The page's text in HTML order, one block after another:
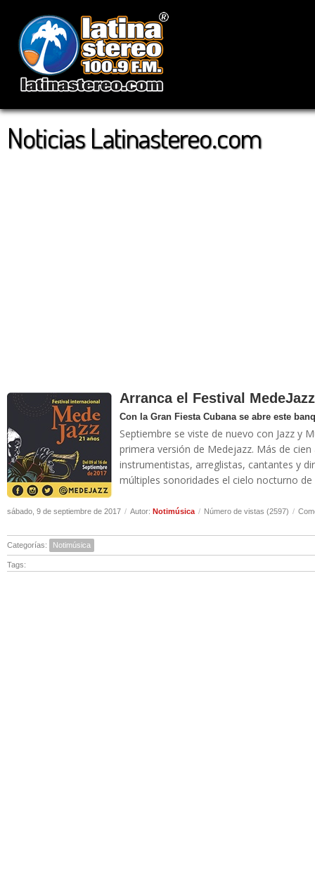
Noticias Latinastereo.com
Arranca el Festival
Con la Gran Fiesta Cubana se abre este
Septiembre se viste de nuevo con Jazz y
primera versión de Medejazz. Más de
instrumentistas, arreglistas, cantantes y
múltiples sonoridades el cielo nocturno de
sábado, 9 de septiembre de 2017 / Autor: Notimúsica / Número de vistas (2597) /
Categorías: Notimúsica
Tags: